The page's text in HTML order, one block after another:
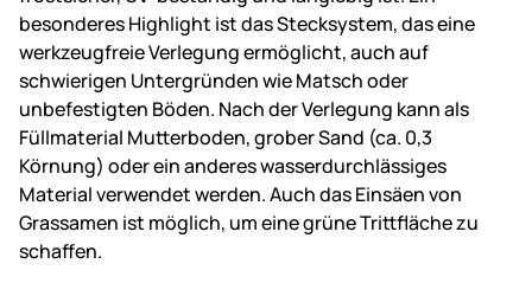
besonderes Highlight ist das Stecksystem, das eine
werkzeugfreie Verlegung ermöglicht, auch auf
schwierigen Untergründen wie Matsch oder
unbefestigten Böden. Nach der Verlegung kann als
Füllmaterial Mutterboden, grober Sand (ca. 0,3
Körnung) oder ein anderes wasserdurchlässiges
Material verwendet werden. Auch das Einsäen von
Grassamen ist möglich, um eine grüne Trittfläche zu
schaffen.